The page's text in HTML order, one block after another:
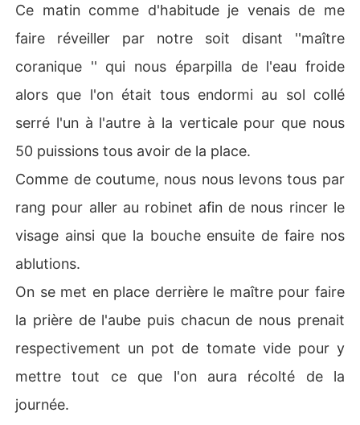
Ce matin comme d'habitude je venais de me
faire réveiller par notre soit disant ''maître
coranique '' qui nous éparpilla de l'eau froide
alors que l'on était tous endormi au sol collé
serré l'un à l'autre à la verticale pour que nous
50 puissions tous avoir de la place.
Comme de coutume, nous nous levons tous par
rang pour aller au robinet afin de nous rincer le
visage ainsi que la bouche ensuite de faire nos
ablutions.
On se met en place derrière le maître pour faire
la prière de l'aube puis chacun de nous prenait
respectivement un pot de tomate vide pour y
mettre tout ce que l'on aura récolté de la
journée.